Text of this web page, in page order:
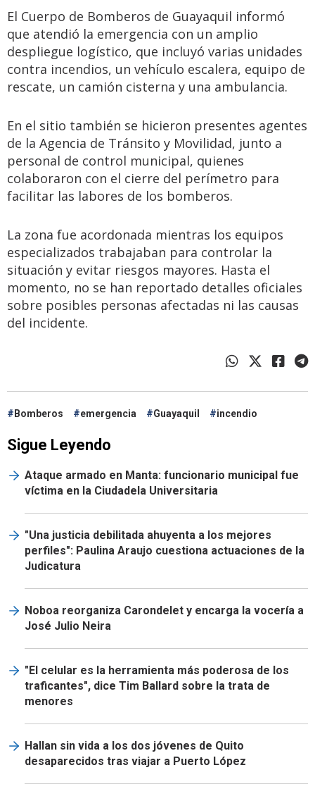
El Cuerpo de Bomberos de Guayaquil informó
que atendió la emergencia con un amplio
despliegue logístico, que incluyó varias unidades
contra incendios, un vehículo escalera, equipo de
rescate, un camión cisterna y una ambulancia.
En el sitio también se hicieron presentes agentes
de la Agencia de Tránsito y Movilidad, junto a
personal de control municipal, quienes
colaboraron con el cierre del perímetro para
facilitar las labores de los bomberos.
La zona fue acordonada mientras los equipos
especializados trabajaban para controlar la
situación y evitar riesgos mayores. Hasta el
momento, no se han reportado detalles oficiales
sobre posibles personas afectadas ni las causas
del incidente.
Bomberos emergencia Guayaquil incendio
Sigue Leyendo
Ataque armado en Manta: funcionario municipal fue
víctima en la Ciudadela Universitaria
"Una justicia debilitada ahuyenta a los mejores
perfiles": Paulina Araujo cuestiona actuaciones de la
Judicatura
Noboa reorganiza Carondelet y encarga la vocería a
José Julio Neira
"El celular es la herramienta más poderosa de los
traficantes", dice Tim Ballard sobre la trata de
menores
Hallan sin vida a los dos jóvenes de Quito
desaparecidos tras viajar a Puerto López